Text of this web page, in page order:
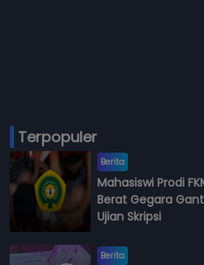
Terpopuler
Berita
Mahasiswi Prodi
Berat Gegara
Ujian Skripsi
Berita